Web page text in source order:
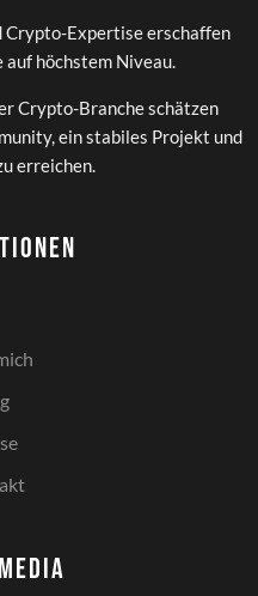
Crypto-Expertise erschaffen
auf höchstem Niveau.
Crypto-Branche schätzen
ein stabiles Projekt und
erreichen.